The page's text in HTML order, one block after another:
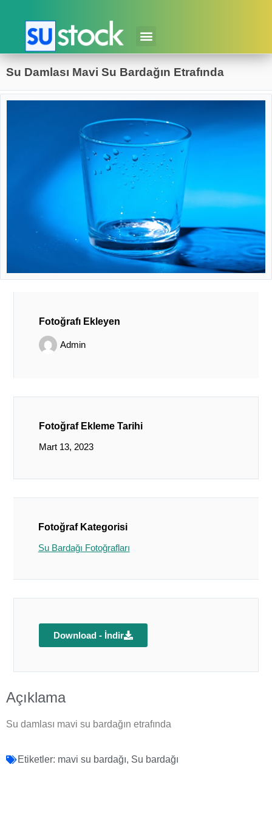
Su Damlası Mavi Su Bardağın Etrafında
Fotoğrafı Ekleyen
Admin
Fotoğraf Ekleme Tarihi
Mart 13, 2023
Fotoğraf Kategorisi
Su Bardağı Fotoğrafları
Download - İndir
Açıklama
Su damlası mavi su bardağın etrafında
Etiketler: mavi su bardağı, Su bardağı